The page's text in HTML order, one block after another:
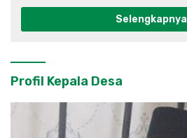
Selengkapnya
Profil Kepala Desa